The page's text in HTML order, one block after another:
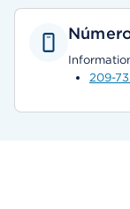
209-